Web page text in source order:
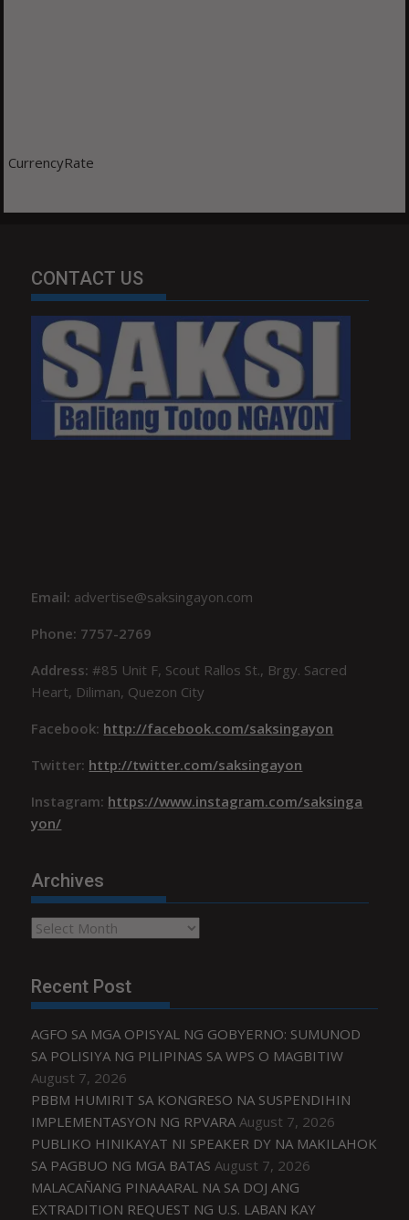
CurrencyRate
CONTACT US
Email: advertise@saksingayon.com
Phone: 7757-2769
Address:#85 Unit F, Scout Rallos St., Brgy. Sacred
Heart, Diliman, Quezon City
Facebook: http://facebook.com/saksingayon
Twitter: http://twitter.com/saksingayon
Instagram: https://www.instagram.com/saksinga
yon/
Archives
Archives
Recent Post
AGFO SA MGA OPISYAL NG GOBYERNO: SUMUNOD
SA POLISIYA NG PILIPINAS SA WPS O MAGBITIW
August 7, 2026
PBBM HUMIRIT SA KONGRESO NA SUSPENDIHIN
IMPLEMENTASYON NG RPVARA August 7, 2026
PUBLIKO HINIKAYAT NI SPEAKER DY NA MAKILAHOK
SA PAGBUO NG MGA BATAS August 7, 2026
MALACAÑANG PINAAARAL NA SA DOJ ANG
EXTRADITION REQUEST NG U.S. LABAN KAY